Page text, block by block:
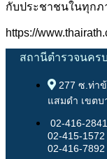
กับประชาชนในทุกภ
https://
สถานีตำรวจนคร
277 ซ.ท่า
แสมดำ เขตบ
02-416-2841
02-415-1572
02-416-7892